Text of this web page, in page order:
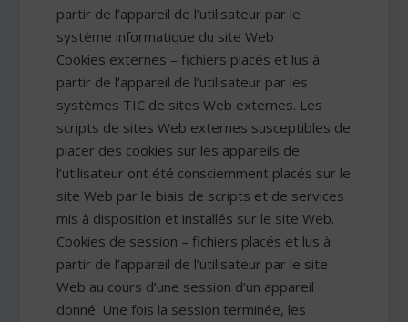
partir de l’appareil de l’utilisateur par le
système informatique du site Web
Cookies externes – fichiers placés et lus à
partir de l’appareil de l’utilisateur par les
systèmes TIC de sites Web externes. Les
scripts de sites Web externes susceptibles de
placer des cookies sur les appareils de
l’utilisateur ont été consciemment placés sur le
site Web par le biais de scripts et de services
mis à disposition et installés sur le site Web.
Cookies de session – fichiers placés et lus à
partir de l’appareil de l’utilisateur par le site
Web au cours d’une session d’un appareil
donné. Une fois la session terminée, les